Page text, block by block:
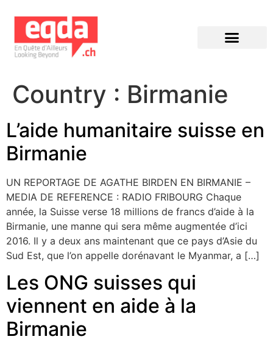
Country : Birmanie
L’aide humanitaire suisse en
Birmanie
UN REPORTAGE DE AGATHE BIRDEN EN BIRMANIE –
MEDIA DE REFERENCE : RADIO FRIBOURG Chaque
année, la Suisse verse 18 millions de francs d’aide à la
Birmanie, une manne qui sera même augmentée d’ici
2016. Il y a deux ans maintenant que ce pays d’Asie du
Sud Est, que l’on appelle dorénavant le Myanmar, a […]
Les ONG suisses qui
viennent en aide à la
Birmanie